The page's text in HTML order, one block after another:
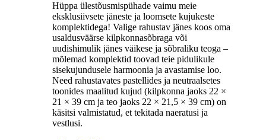
Hüppa ülestõusmispühade vaimu meie
eksklusiivsete jäneste ja loomsete kujukeste
komplektidega! Valige rahustav jänes koos oma
usaldusväärse kilpkonnasõbraga või
uudishimulik jänes väikese ja sõbraliku teoga –
mõlemad komplektid toovad teie pidulikule
sisekujundusele harmoonia ja avastamise loo.
Need rahustavates pastellides ja neutraalsetes
toonides maalitud kujud (kilpkonna jaoks 22 ×
21 × 39 cm ja teo jaoks 22 × 21,5 × 39 cm) on
käsitsi valmistatud, et tekitada naeratusi ja
vestlusi.